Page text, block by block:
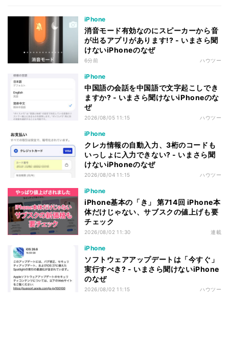
iPhone
消音モード有効なのにスピーカーから音
が出るアプリがあります!? - いまさら聞
けないiPhoneのなぜ
6分前 ハウツー
iPhone
中国語の会話を中国語で文字起こしでき
ますか? - いまさら聞けないiPhoneのな
ぜ
2026/08/05 11:15 ハウツー
iPhone
クレカ情報の自動入力、3桁のコードも
いっしょに入力できない? - いまさら聞
けないiPhoneのなぜ
2026/08/04 11:15 ハウツー
iPhone
iPhone基本の「き」 第714回 iPhone本
体だけじゃない、サブスクの値上げも要
チェック
2026/08/02 11:30 連載
iPhone
ソフトウェアアップデートは「今すぐ」
実行すべき? - いまさら聞けないiPhone
のなぜ
2026/08/02 11:15 ハウツー